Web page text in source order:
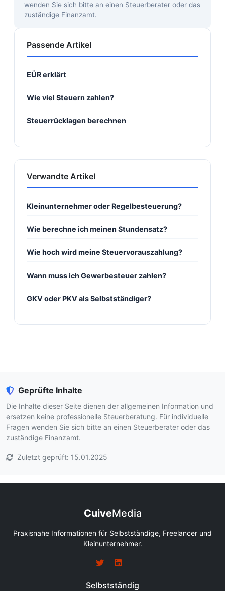
wenden Sie sich bitte an einen Steuerberater oder das
zuständige Finanzamt.
Passende Artikel
EÜR erklärt
Wie viel Steuern zahlen?
Steuerrücklagen berechnen
Verwandte Artikel
Kleinunternehmer oder Regelbesteuerung?
Wie berechne ich meinen Stundensatz?
Wie hoch wird meine Steuervorauszahlung?
Wann muss ich Gewerbesteuer zahlen?
GKV oder PKV als Selbstständiger?
Geprüfte Inhalte
Die Inhalte dieser Seite dienen der allgemeinen Information und
ersetzen keine professionelle Steuerberatung. Für individuelle
Fragen wenden Sie sich bitte an einen Steuerberater oder das
zuständige Finanzamt.
Zuletzt geprüft: 15.01.2025
CuiveMedia
Praxisnahe Informationen für Selbstständige, Freelancer und
Kleinunternehmer.
Selbstständig